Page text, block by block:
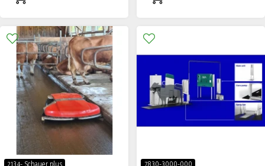
2134- Schauer plus 7830-3000-000